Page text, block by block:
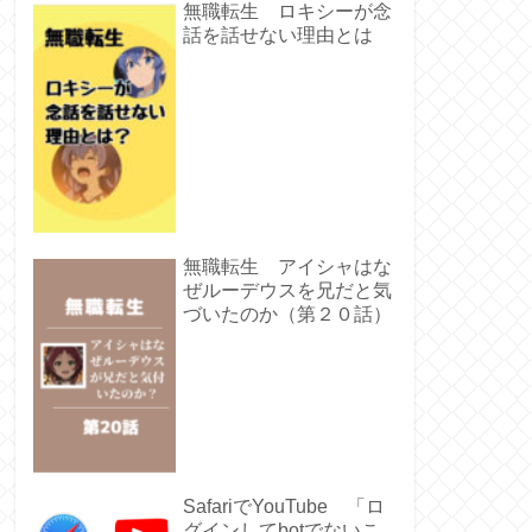
無職転生 ロキシーが念
話を話せない理由とは
無職転生 アイシャはな
ぜルーデウスを兄だと気
づいたのか（第２０話）
SafariでYouTube 「ロ